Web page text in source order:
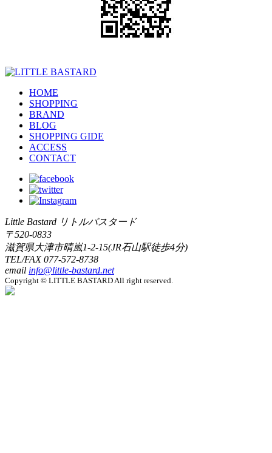
HOME
SHOPPING
BRAND
BLOG
SHOPPING GIDE
ACCESS
CONTACT
Little Bastard リトルバスタード
〒520-0833
滋賀県大津市晴嵐1-2-15(JR石山駅徒歩4分)
TEL/FAX077-572-8738
email info@little-bastard.net
Copyright © LITTLE BASTARD All right reserved.